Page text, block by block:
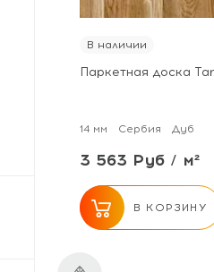
В наличии
Паркетная доска
14 мм Сербия Дуб
3 563 Руб / м²
В КОРЗИНУ